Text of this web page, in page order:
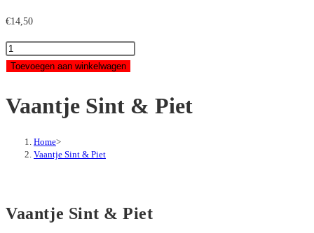
€14,50
Vaantje
Sint
Piet
Toevoegen aan winkelwagen
Vaantje Sint & Piet
Home>
Vaantje Sint & Piet
Vaantje Sint & Piet